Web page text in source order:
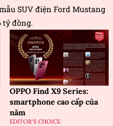
SUV điện Ford Mustang
tỷ đồng.
OPPO Find X9 Series:
smartphone cao cấp của
năm
EDITOR'S CHOICE